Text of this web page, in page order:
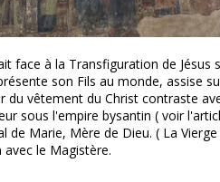
à la Transfiguration de Jésus
son Fils au monde, assise
vêtement du Christ contraste
sous l'empire bysantin ( voir
Marie, Mère de Dieu. ( La
le Magistère.